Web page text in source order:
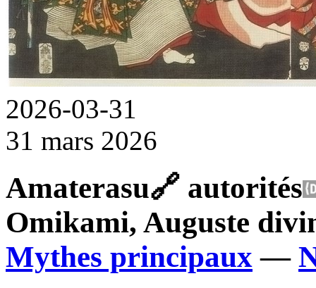
2026-03-31
31 mars 2026
Amaterasu🔗 autorités
Omikami, Auguste
Mythes principaux —